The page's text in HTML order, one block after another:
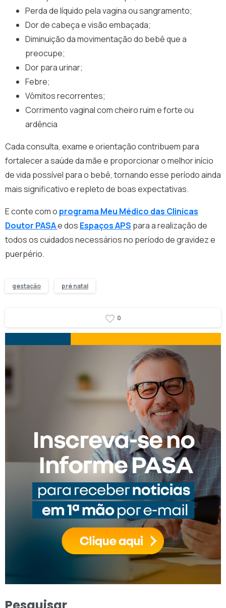
Perda de líquido pela vagina ou sangramento;
Dor de cabeça e visão embaçada;
Diminuição da movimentação do bebê que a
preocupe;
Dor para urinar;
Febre;
Vômitos recorrentes;
Corrimento vaginal com cheiro ruim e forte ou
ardência
Cada consulta, exame e orientação contribuem para
fortalecer a saúde da mãe e proporcionar o melhor início
de vida possível para o bebê, tornando esse período ainda
mais significativo e repleto de boas expectativas.
E conte com o programa Meu Médico das Clinicas
Doutor PASAe dos Espaços APS para a realização de
todos os cuidados necessários no período de gravidez e
puerpério.
gestação pré natal
0